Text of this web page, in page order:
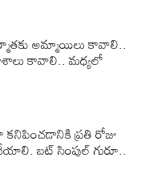
అమ్మాయిలు కావాలి..
కావాలి.. మధ్యలో
ప్రతి రోజు
బట్ సింపుల్ గురూ..